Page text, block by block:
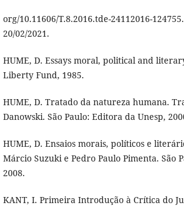
org/10.11606/T.8.2016.tde-24112016-
20/02/2021.
HUME, D. Essays moral, political and
Liberty Fund, 1985.
HUME, D. Tratado da natureza humana.
Danowski. São Paulo: Editora da Unesp,
HUME, D. Ensaios morais, políticos e
Márcio Suzuki e Pedro Paulo Pimenta. São
2008.
KANT, I. Primeira Introdução à Crítica do